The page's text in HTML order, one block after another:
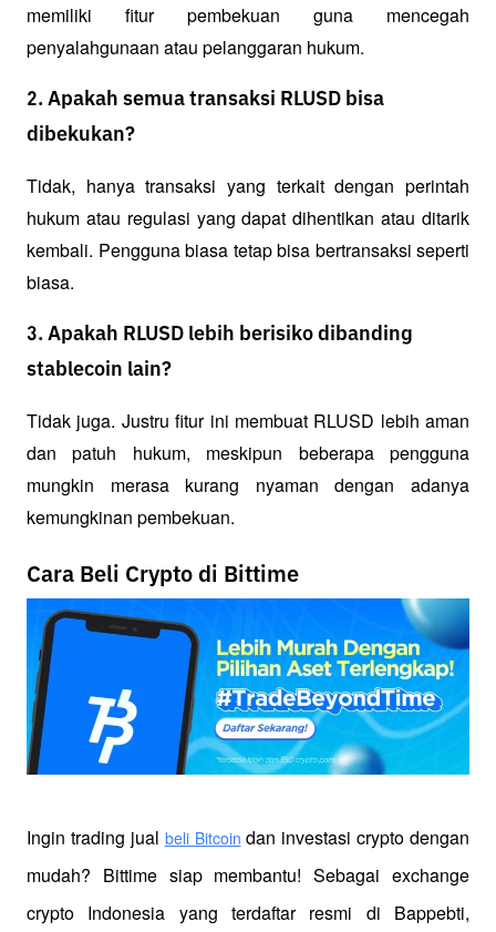
memiliki fitur pembekuan guna mencegah
penyalahgunaan atau pelanggaran hukum.
2. Apakah semua transaksi RLUSD bisa
dibekukan?
Tidak, hanya transaksi yang terkait dengan perintah
hukum atau regulasi yang dapat dihentikan atau ditarik
kembali. Pengguna biasa tetap bisa bertransaksi seperti
biasa.
3. Apakah RLUSD lebih berisiko dibanding
stablecoin lain?
Tidak juga. Justru fitur ini membuat RLUSD lebih aman
dan patuh hukum, meskipun beberapa pengguna
mungkin merasa kurang nyaman dengan adanya
kemungkinan pembekuan.
Cara Beli Crypto di Bittime
Ingin trading jual beli Bitcoin dan investasi crypto dengan
mudah? Bittime siap membantu! Sebagai exchange
crypto Indonesia yang terdaftar resmi di Bappebti,